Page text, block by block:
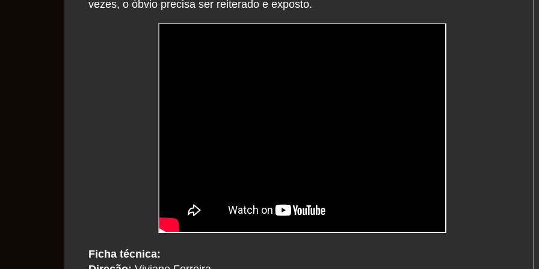
vezes, o óbvio precisa ser reiterado e exposto.
Ficha técnica: